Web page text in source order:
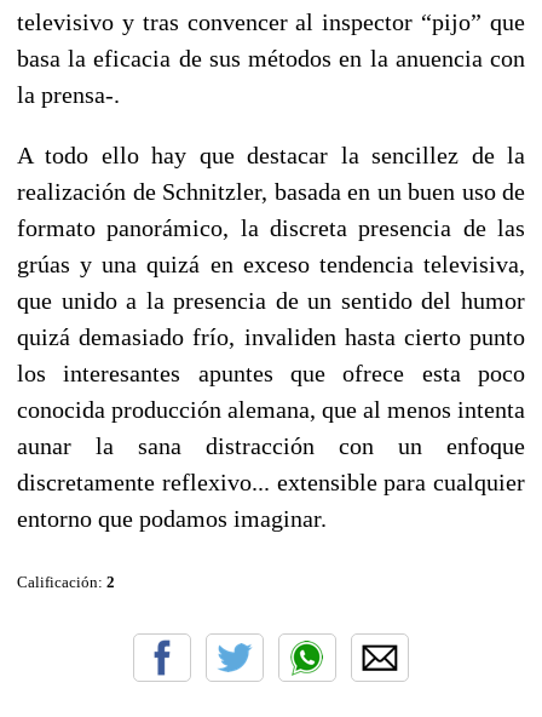
televisivo y tras convencer al inspector “pijo” que
basa la eficacia de sus métodos en la anuencia con
la prensa-.
A todo ello hay que destacar la sencillez de la
realización de Schnitzler, basada en un buen uso de
formato panorámico, la discreta presencia de las
grúas y una quizá en exceso tendencia televisiva,
que unido a la presencia de un sentido del humor
quizá demasiado frío, invaliden hasta cierto punto
los interesantes apuntes que ofrece esta poco
conocida producción alemana, que al menos intenta
aunar la sana distracción con un enfoque
discretamente reflexivo... extensible para cualquier
entorno que podamos imaginar.
Calificación: 2